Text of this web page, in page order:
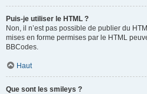
Puis-je utiliser le HTML ?
Non, il n’est pas possible de publier du
mises en forme permises par le HTML
BBCodes.
Haut
Que sont les smileys ?